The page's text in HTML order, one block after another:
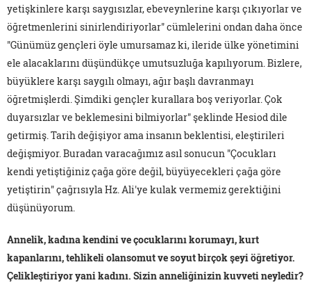
yetişkinlere karşı saygısızlar, ebeveynlerine karşı çıkıyorlar ve
öğretmenlerini sinirlendiriyorlar" cümlelerini ondan daha önce
"Günümüz gençleri öyle umursamaz ki, ileride ülke yönetimini
ele alacaklarını düşündükçe umutsuzluğa kapılıyorum. Bizlere,
büyüklere karşı saygılı olmayı, ağır başlı davranmayı
öğretmişlerdi. Şimdiki gençler kurallara boş veriyorlar. Çok
duyarsızlar ve beklemesini bilmiyorlar" şeklinde Hesiod dile
getirmiş. Tarih değişiyor ama insanın beklentisi, eleştirileri
değişmiyor. Buradan varacağımız asıl sonucun "Çocukları
kendi yetiştiğiniz çağa göre değil, büyüyecekleri çağa göre
yetiştirin" çağrısıyla Hz. Ali'ye kulak vermemiz gerektiğini
düşünüyorum.
Annelik, kadına kendini ve çocuklarını korumayı, kurt
kapanlarını, tehlikeli olansomut ve soyut birçok şeyi öğretiyor.
Çelikleştiriyor yani kadını. Sizin anneliğinizin kuvveti neyledir?